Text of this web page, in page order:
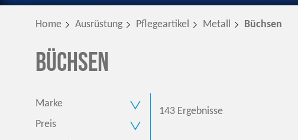
Home Ausrüstung Pflegeartikel Metall Büchsen
Büchsen
Marke
Preis
143 Ergebnisse